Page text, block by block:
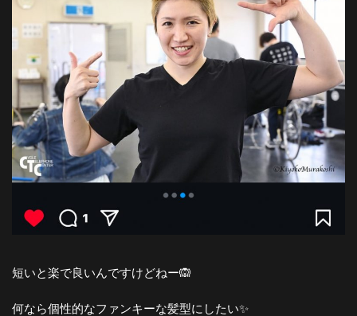
短いと楽で良いんですけどねー🙉
何なら個性的なファンキーな髪型にしたい✨